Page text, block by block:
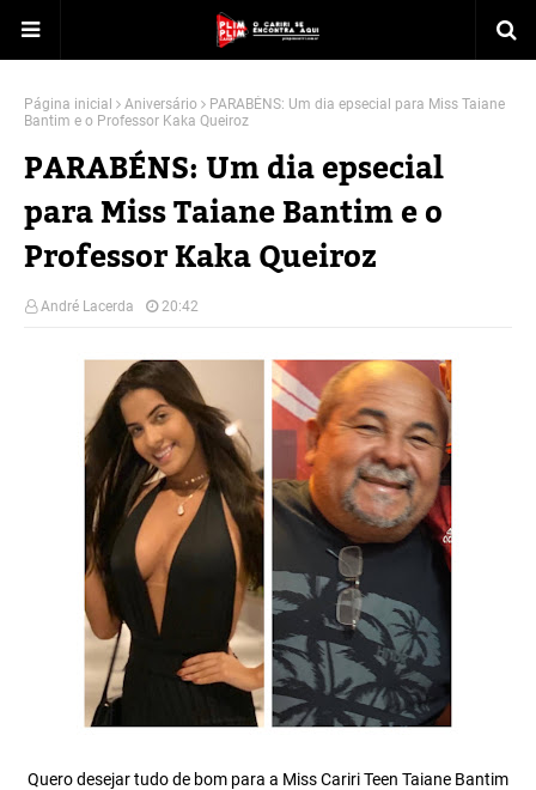
Página inicial Aniversário
PARABÉNS: Um dia epsecial para Miss Taiane
Bantim e o Professor Kaka Queiroz
PARABÉNS: Um dia epsecial
para Miss Taiane Bantim e o
Professor Kaka Queiroz
André Lacerda 20:42
Quero desejar tudo de bom para a Miss Cariri Teen Taiane Bantim